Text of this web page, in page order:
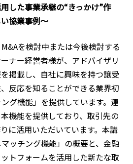
した事業承継の“きっかけ”作
協業事例〜
を検討中または今後検討する
ナー経営者様が、アドバイザリ
掲載し、自社に興味を持つ譲受
反応を知ることができる業界初
グ機能」を提供しています。連
機能を提供しており、取引先の
に活用いただいています。本講
ッチング機能」の概要と、金融
トフォームを活用した新たな取